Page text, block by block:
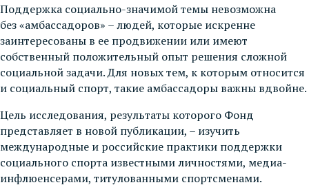
Поддержка социально-значимой темы невозможна
без «амбассадоров» – людей, которые искренне
заинтересованы в ее продвижении или имеют
собственный положительный опыт решения сложной
социальной задачи. Для новых тем, к которым относится
и социальный спорт, такие амбассадоры важны вдвойне.
Цель исследования, результаты которого Фонд
представляет в новой публикации, – изучить
международные и российские практики поддержки
социального спорта известными личностями, медиа-
инфлюенсерами, титулованными спортсменами.